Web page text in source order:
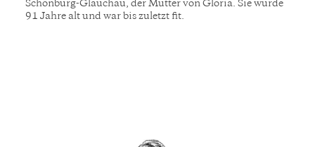
Schönburg-Glauchau, der Mutter von Gloria. Sie wurde
91 Jahre alt und war bis zuletzt fit.